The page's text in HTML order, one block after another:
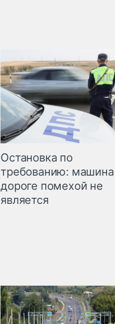
Остановка по
требованию: машина
дороге помехой не
является